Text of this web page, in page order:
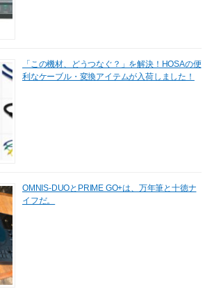
「この機材、どうつなぐ？」を解決！HOSAの便
利なケーブル・変換アイテムが入荷しました！
OMNIS-DUOとPRIME GO+は、万年筆と十徳ナ
イフだ。